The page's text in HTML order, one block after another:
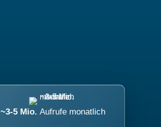
~3-5 Mio.Aufrufe monatlich